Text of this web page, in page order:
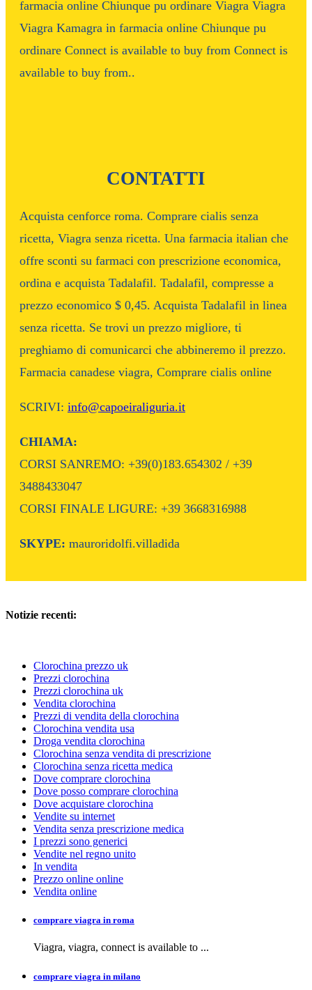
farmacia online Chiunque pu ordinare Viagra Viagra
Viagra Kamagra in farmacia online Chiunque pu
ordinare Connect is available to buy from Connect is
available to buy from..
CONTATTI
Acquista cenforce roma. Comprare cialis senza
ricetta, Viagra senza ricetta. Una farmacia italian che
offre sconti su farmaci con prescrizione economica,
ordina e acquista Tadalafil. Tadalafil, compresse a
prezzo economico $ 0,45. Acquista Tadalafil in linea
senza ricetta. Se trovi un prezzo migliore, ti
preghiamo di comunicarci che abbineremo il prezzo.
Farmacia canadese viagra, Comprare cialis online
SCRIVI: info@capoeiraliguria.it
CHIAMA:
CORSI SANREMO: +39(0)183.654302 / +39
3488433047
CORSI FINALE LIGURE: +39 3668316988
SKYPE: mauroridolfi.villadida
Notizie recenti:
Clorochina prezzo uk
Prezzi clorochina
Prezzi clorochina uk
Vendita clorochina
Prezzi di vendita della clorochina
Clorochina vendita usa
Droga vendita clorochina
Clorochina senza vendita di prescrizione
Clorochina senza ricetta medica
Dove comprare clorochina
Dove posso comprare clorochina
Dove acquistare clorochina
Vendite su internet
Vendita senza prescrizione medica
I prezzi sono generici
Vendite nel regno unito
In vendita
Prezzo online online
Vendita online
comprare viagra in roma
Viagra, viagra, connect is available to ...
comprare viagra in milano